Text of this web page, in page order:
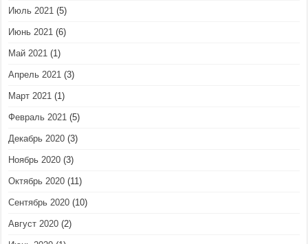
Июль 2021 (5)
Июнь 2021 (6)
Май 2021 (1)
Апрель 2021 (3)
Март 2021 (1)
Февраль 2021 (5)
Декабрь 2020 (3)
Ноябрь 2020 (3)
Октябрь 2020 (11)
Сентябрь 2020 (10)
Август 2020 (2)